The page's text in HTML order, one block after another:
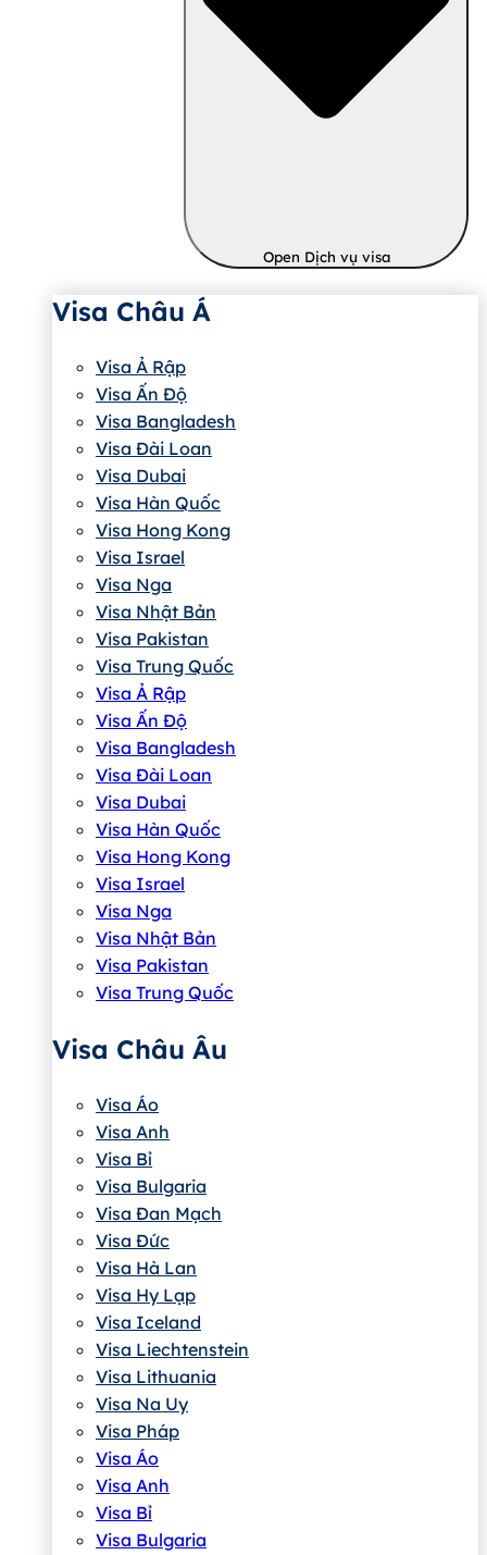
Open Dịch vụ visa
Visa Châu Á
Visa Ả Rập
Visa Ấn Độ
Visa Bangladesh
Visa Đài Loan
Visa Dubai
Visa Hàn Quốc
Visa Hong Kong
Visa Israel
Visa Nga
Visa Nhật Bản
Visa Pakistan
Visa Trung Quốc
Visa Ả Rập
Visa Ấn Độ
Visa Bangladesh
Visa Đài Loan
Visa Dubai
Visa Hàn Quốc
Visa Hong Kong
Visa Israel
Visa Nga
Visa Nhật Bản
Visa Pakistan
Visa Trung Quốc
Visa Châu Âu
Visa Áo
Visa Anh
Visa Bỉ
Visa Bulgaria
Visa Đan Mạch
Visa Đức
Visa Hà Lan
Visa Hy Lạp
Visa Iceland
Visa Liechtenstein
Visa Lithuania
Visa Na Uy
Visa Pháp
Visa Áo
Visa Anh
Visa Bỉ
Visa Bulgaria